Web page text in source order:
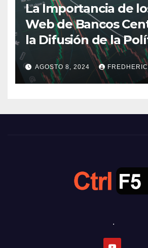
La Importancia de
Web de Bancos
la Difusión de la
Monetaria
AGOSTO 8, 2024
.